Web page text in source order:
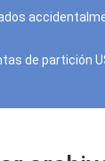
de partición